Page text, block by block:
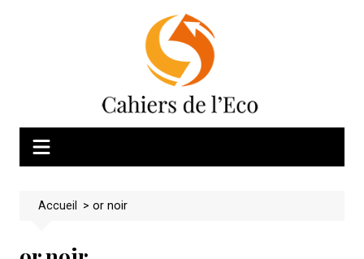
Accueil >or noir